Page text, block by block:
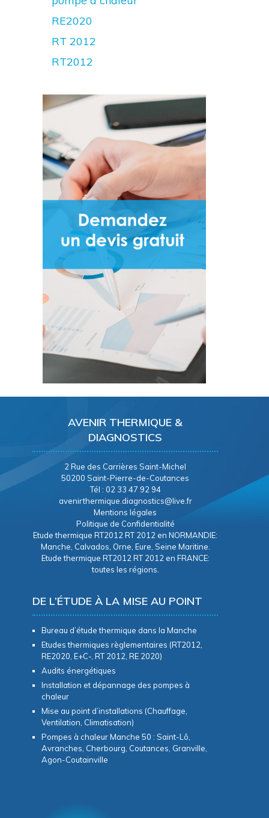
RE2020
RT 2012
RT2012
AVENIR THERMIQUE &
DIAGNOSTICS
2 Rue des Carrières Saint-Michel
50200 Saint-Pierre-de-Coutances
Tél : 02 33 47 92 94
avenirthermique.diagnostics@live.fr
Mentions légales
Politique de Confidentialité
Etude thermique RT2012 RT 2012 en NORMANDIE:
Manche, Calvados, Orne, Eure, Seine Maritine.
Etude thermique RT2012 RT 2012 en FRANCE:
toutes les régions.
DE L’ÉTUDE À LA MISE AU POINT
Bureau d’étude thermique dans la Manche
Etudes thermiques règlementaires (RT2012,
RE2020, E+C-, RT 2012, RE 2020)
Audits énergétiques
Installation et dépannage des pompes à
chaleur
Mise au point d’installations (Chauffage,
Ventilation, Climatisation)
Pompes à chaleur Manche 50 : Saint-Lô,
Avranches, Cherbourg, Coutances, Granville,
Agon-Coutainville